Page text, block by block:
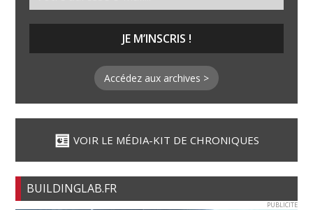
Accédez aux archives >
VOIR LE MÉDIA-KIT DE CHRONIQUES
BUILDINGLAB.FR
PUBLICITE